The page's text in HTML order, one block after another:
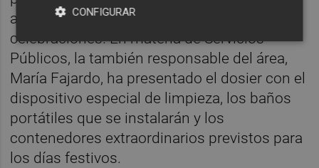
agresiones sexistas durante las
celebraciones. En materia de Servicios
Públicos, la también responsable del área,
María Fajardo, ha presentado el dosier con el
dispositivo especial de limpieza, los baños
portátiles que se instalarán y los
contenedores extraordinarios previstos para
los días festivos.
CONFIGURAR